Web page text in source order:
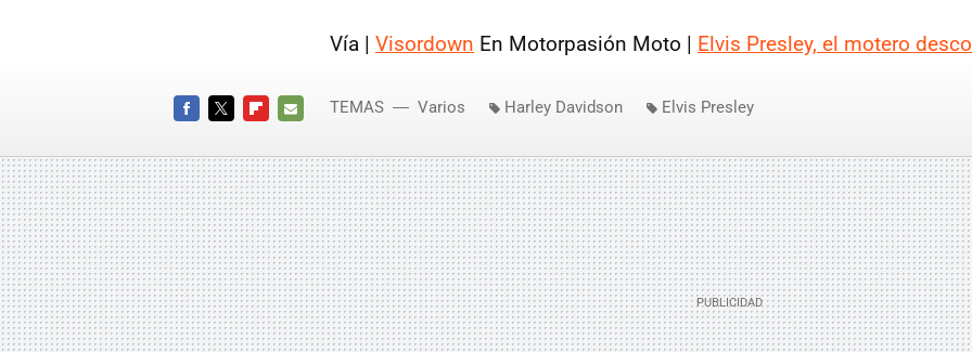
Vía | Visordown En Motorpasión Moto | Elvis Presley, el motero
MAIL
TEMAS Varios Harley Davidson Elvis Presley